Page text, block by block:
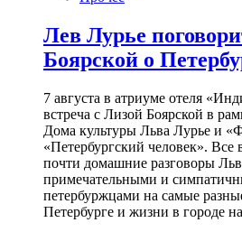
Лев Лурье
Боярской о
7 августа в атриуме отеля
встреча с Лизой Боярской в
Дома культуры Льва Лурье и
«Петербургский человек». Все
почти домашние разговоры
примечательными и
петербуржцами на самые
Петербурге и жизни в городе